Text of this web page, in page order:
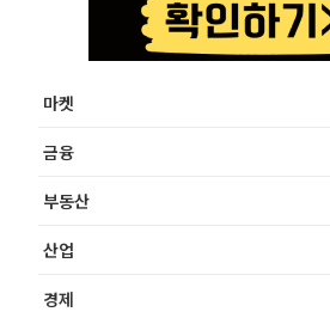
마켓
금융
부동산
산업
경제